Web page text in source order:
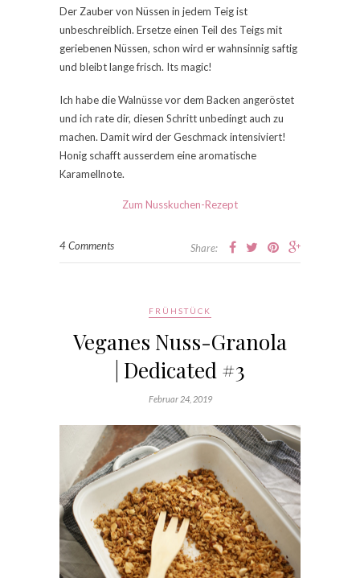
Der Zauber von Nüssen in jedem Teig ist
unbeschreiblich. Ersetze einen Teil des Teigs mit
geriebenen Nüssen, schon wird er wahnsinnig saftig
und bleibt lange frisch. Its magic!
Ich habe die Walnüsse vor dem Backen angeröstet
und ich rate dir, diesen Schritt unbedingt auch zu
machen. Damit wird der Geschmack intensiviert!
Honig schafft ausserdem eine aromatische
Karamellnote.
Zum Nusskuchen-Rezept
4 Comments Share:
FRÜHSTÜCK
Veganes Nuss-Granola
| Dedicated #3
Februar 24, 2019